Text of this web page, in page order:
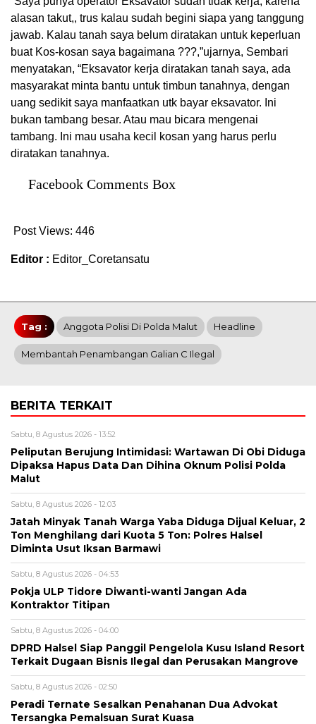
alasan takut,, trus kalau sudah begini siapa yang tanggung
jawab. Kalau tanah saya belum diratakan untuk keperluan
buat Kos-kosan saya bagaimana ???,”ujarnya, Sembari
menyatakan, “Eksavator kerja diratakan tanah saya, ada
masyarakat minta bantu untuk timbun tanahnya, dengan
uang sedikit saya manfaatkan utk bayar eksavator. Ini
bukan tambang besar. Atau mau bicara mengenai
tambang. Ini mau usaha kecil kosan yang harus perlu
diratakan tanahnya.
Facebook Comments Box
Post Views: 446
Editor : Editor_Coretansatu
Tag : Anggota Polisi Di Polda Malut Headline
Membantah Penambangan Galian C Ilegal
BERITA TERKAIT
Sabtu, 8 Agustus 2026 - 13:52
Peliputan Berujung Intimidasi: Wartawan Di Obi Diduga
Dipaksa Hapus Data Dan Dihina Oknum Polisi Polda
Malut
Sabtu, 8 Agustus 2026 - 12:03
Jatah Minyak Tanah Warga Yaba Diduga Dijual Keluar, 2
Ton Menghilang dari Kuota 5 Ton: Polres Halsel
Diminta Usut Iksan Barmawi
Sabtu, 8 Agustus 2026 - 04:53
Pokja ULP Tidore Diwanti-wanti Jangan Ada
Kontraktor Titipan
Sabtu, 8 Agustus 2026 - 04:00
DPRD Halsel Siap Panggil Pengelola Kusu Island Resort
Terkait Dugaan Bisnis Ilegal dan Perusakan Mangrove
Sabtu, 8 Agustus 2026 - 02:50
Peradi Ternate Sesalkan Penahanan Dua Advokat
Tersangka Pemalsuan Surat Kuasa